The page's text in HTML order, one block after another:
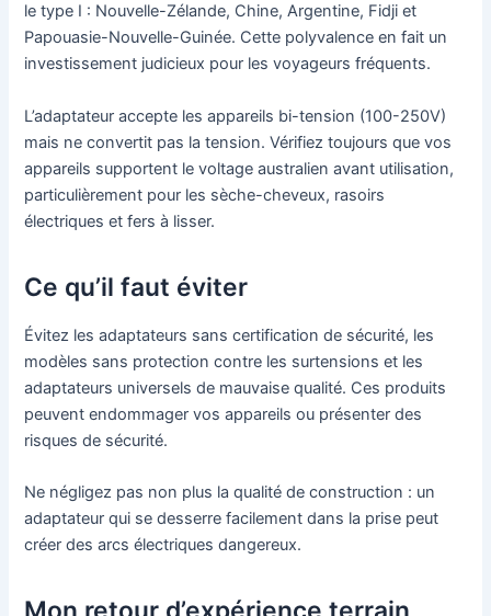
le type I : Nouvelle-Zélande, Chine, Argentine, Fidji et
Papouasie-Nouvelle-Guinée. Cette polyvalence en fait un
investissement judicieux pour les voyageurs fréquents.
L’adaptateur accepte les appareils bi-tension (100-250V)
mais ne convertit pas la tension. Vérifiez toujours que vos
appareils supportent le voltage australien avant utilisation,
particulièrement pour les sèche-cheveux, rasoirs
électriques et fers à lisser.
Ce qu’il faut éviter
Évitez les adaptateurs sans certification de sécurité, les
modèles sans protection contre les surtensions et les
adaptateurs universels de mauvaise qualité. Ces produits
peuvent endommager vos appareils ou présenter des
risques de sécurité.
Ne négligez pas non plus la qualité de construction : un
adaptateur qui se desserre facilement dans la prise peut
créer des arcs électriques dangereux.